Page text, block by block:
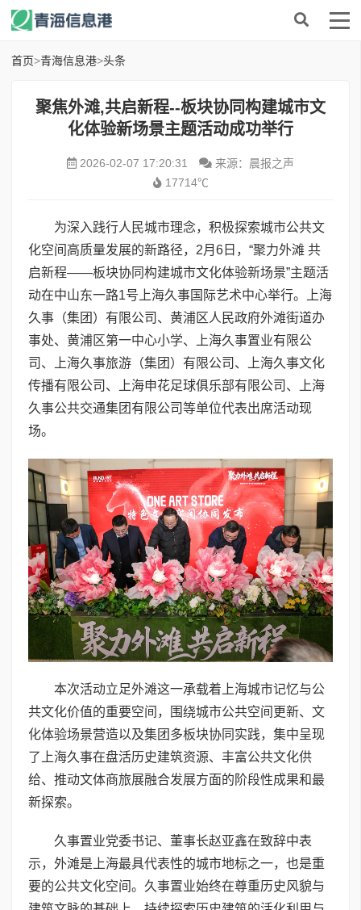
首页>青海信息港>头条
聚焦外滩,共启新程--板块协同构建城市文
化体验新场景主题活动成功举行
2026-02-07 17:20:31
来源：晨报之声
17714℃
为深入践行人民城市理念，积极探索城市公共文
化空间高质量发展的新路径，2月6日，“聚力外滩 共
启新程——板块协同构建城市文化体验新场景”主题活
动在中山东一路1号上海久事国际艺术中心举行。上海
久事（集团）有限公司、黄浦区人民政府外滩街道办
事处、黄浦区第一中心小学、上海久事置业有限公
司、上海久事旅游（集团）有限公司、上海久事文化
传播有限公司、上海申花足球俱乐部有限公司、上海
久事公共交通集团有限公司等单位代表出席活动现
场。
本次活动立足外滩这一承载着上海城市记忆与公
共文化价值的重要空间，围绕城市公共空间更新、文
化体验场景营造以及集团多板块协同实践，集中呈现
了上海久事在盘活历史建筑资源、丰富公共文化供
给、推动文体商旅展融合发展方面的阶段性成果和最
新探索。
久事置业党委书记、董事长赵亚鑫在致辞中表
示，外滩是上海最具代表性的城市地标之一，也是重
要的公共文化空间。久事置业始终在尊重历史风貌与